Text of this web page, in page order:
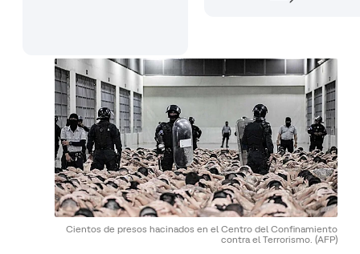
Cientos de presos hacinados en el Centro del Confinamiento
contra el Terrorismo. (AFP)